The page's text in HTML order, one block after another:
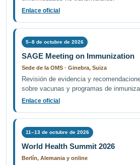
Enlace oficial
5–8 de octubre de 2026
SAGE Meeting on Immunization
Sede de la OMS · Ginebra, Suiza
Revisión de evidencia y
sobre vacunas y programas de
Enlace oficial
11–13 de octubre de 2026
World Health Summit 2026
Berlín, Alemania y online